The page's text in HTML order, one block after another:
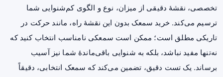
تخصصی، نقشهٔ دقیقی از میزان، نوع و الگوی کم‌شنوایی شما
ترسیم می‌کند.خرید سمعک بدون این نقشهٔ راه، مانند حرکت در
تاریکی مطلق است؛ ممکن است سمعکی نامناسب انتخاب کنید که
نه‌تنها مفید نباشد، بلکه به شنوایی باقی‌ماندهٔ شما نیز آسیب
برساند. یک تست دقیق، تضمین می‌کند که سمعک انتخابی، دقیقاً